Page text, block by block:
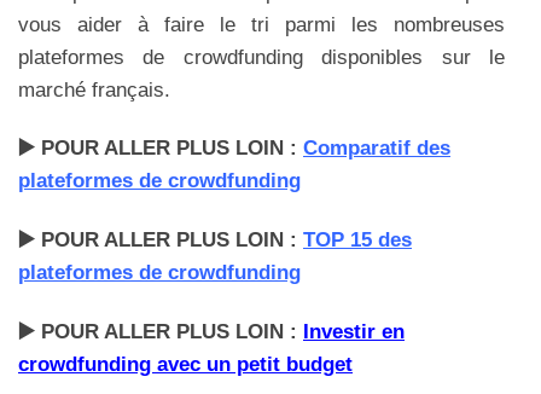
vous aider à faire le tri parmi les nombreuses
plateformes de crowdfunding disponibles sur le
marché français.
▶️ POUR ALLER PLUS LOIN : Comparatif des
plateformes de crowdfunding
▶️ POUR ALLER PLUS LOIN : TOP 15 des
plateformes de crowdfunding
▶️ POUR ALLER PLUS LOIN : Investir en
crowdfunding avec un petit budget